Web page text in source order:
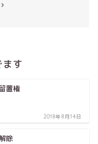
す
置権
2018年8月14日
除